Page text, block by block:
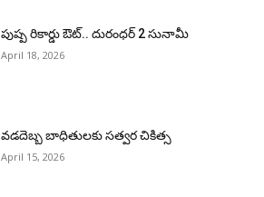
పుష్ప రికార్డు ఔట్‌.. దురంధ‌ర్ 2 సునామీ
April 18, 2026
వడదెబ్బ బాధితులకు సత్వర చికిత్స
April 15, 2026